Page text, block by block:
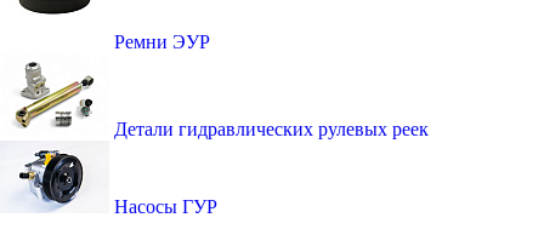
Ремни ЭУР
Детали гидравлических рулевых реек
Насосы ГУР